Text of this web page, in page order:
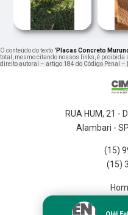
O conteúdo do texto "Placas Concreto
total, mesmo citando nossos links, é proibida
direito autoral – artigo 184 do Código Penal –
RUA HUM, 21 -
Alambari -
(15)
(15)